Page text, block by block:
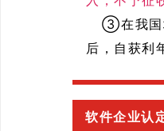
③在我国
后，自获利
软件企业认